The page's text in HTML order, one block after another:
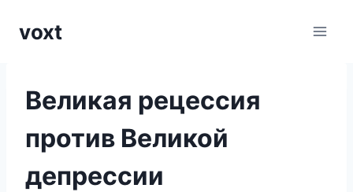
voxt
Великая рецессия
против Великой
депрессии